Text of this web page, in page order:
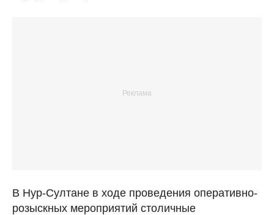
В Нур-Султане в ходе проведения оперативно-
розыскных мероприятий столичные